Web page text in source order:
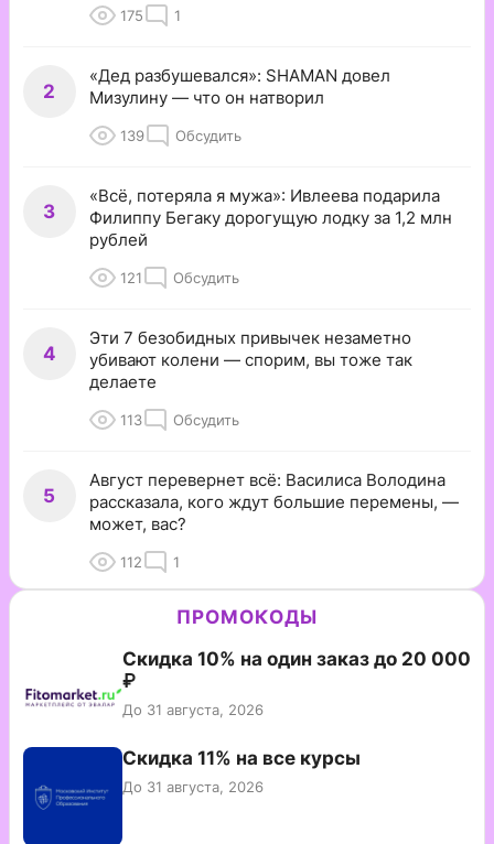
175 1
2
«Дед разбушевался»: SHAMAN довел
Мизулину — что он натворил
139 Обсудить
3
«Всё, потеряла я мужа»: Ивлеева подарила
Филиппу Бегаку дорогущую лодку за 1,2 млн
рублей
121 Обсудить
4
Эти 7 безобидных привычек незаметно
убивают колени — спорим, вы тоже так
делаете
113 Обсудить
5
Август перевернет всё: Василиса Володина
рассказала, кого ждут большие перемены, —
может, вас?
112 1
ПРОМОКОДЫ
Скидка 10% на один заказ до 20 000
₽
До 31 августа, 2026
Скидка 11% на все курсы
До 31 августа, 2026